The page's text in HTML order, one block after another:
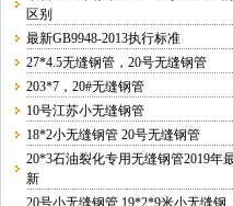
区别
最新GB9948-2013执行标准
27*4.5无缝钢管，20号无缝钢管
203*7，20#无缝钢管
10号江苏小无缝钢管
18*2小无缝钢管 20号无缝钢管
20*3石油裂化专用无缝钢管2019年
新
20号小无缝钢管 19*2*9米小无缝钢